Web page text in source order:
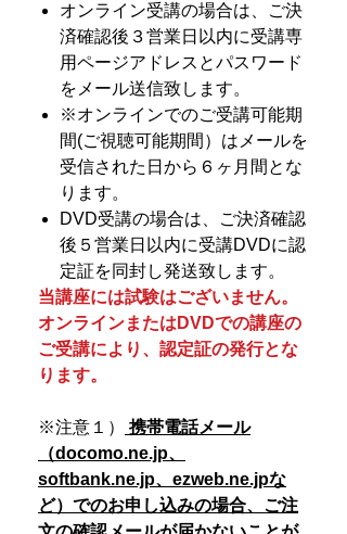
オンライン受講の場合は、ご決
済確認後３営業日以内に受講専
用ページアドレスとパスワード
をメール送信致します。
※オンラインでのご受講可能期
間(ご視聴可能期間）はメールを
受信された日から６ヶ月間とな
ります。
DVD受講の場合は、ご決済確認
後５営業日以内に受講DVDに認
定証を同封し発送致します。
当講座には試験はございません。
オンラインまたはDVDでの講座の
ご受講により、認定証の発行とな
ります。
※注意１）
携帯電話メール
（docomo.ne.jp、
softbank.ne.jp、ezweb.ne.jpな
ど）でのお申し込みの場合、 ご注